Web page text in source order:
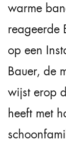
warme
reageerde
op een
Bauer, de
wijst erop
heeft met